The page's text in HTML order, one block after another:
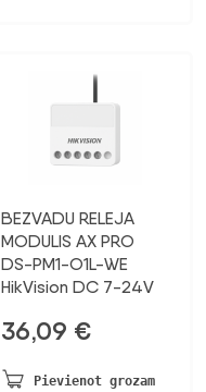
BEZVADU RELEJA
MODULIS AX PRO
DS-PM1-O1L-WE
HikVision DC 7-24V
36,09 €
Pievienot grozam